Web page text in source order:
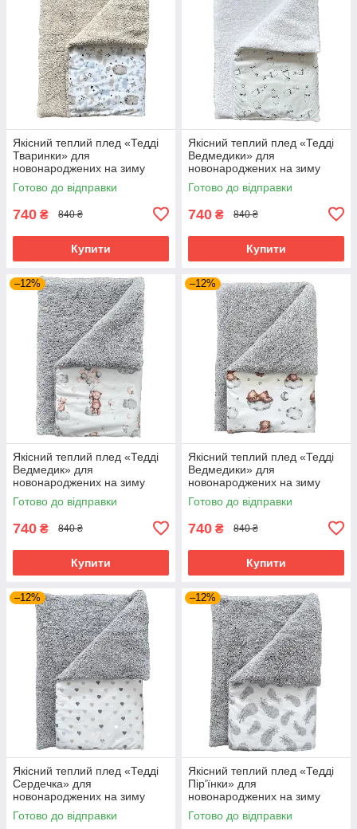
Якісний теплий плед «Тедді
Тваринки» для
новонароджених на зиму
100х80 см BST Бежевий з
принтом
Готово до відправки
740 ₴ 840 ₴
Купити
Якісний теплий плед «Тедді
Ведмедики» для
новонароджених на зиму
100х80 см BST білий з
чорним
Готово до відправки
740 ₴ 840 ₴
Купити
–12%
Якісний теплий плед «Тедді
Ведмедик» для
новонароджених на зиму
100х80 см BST Сірий з
принтом
Готово до відправки
740 ₴ 840 ₴
Купити
–12%
Якісний теплий плед «Тедді
Ведмедики» для
новонароджених на зиму
100х80 см BST Сірий з
принтом
Готово до відправки
740 ₴ 840 ₴
Купити
–12%
Якісний теплий плед «Тедді
Сердечка» для
новонароджених на зиму
100х80 см BST Сірий з
принтом
Готово до відправки
–12%
Якісний теплий плед «Тедді
Пір'їнки» для
новонароджених на зиму
100х80 см BST Сірий з
принтом
Готово до відправки